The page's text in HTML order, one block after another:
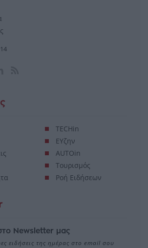
TECHin
ΕΥζην
AUTOin
Τουρισμός
Ροή Ειδήσεων
Newsletter μας
ειδήσεις της ημέρας στο email σου